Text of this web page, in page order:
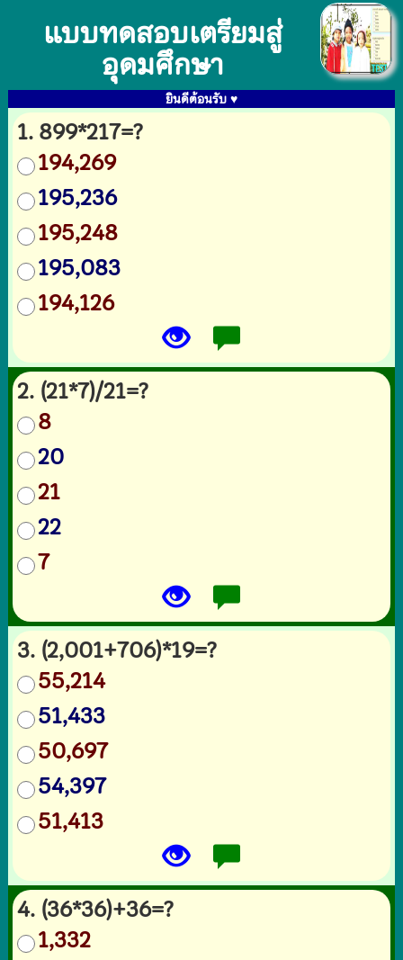
แบบทดสอบเตรียมสู่
อุดมศึกษา
ยินดีต้อนรับ ♥
1. 899*217=?
194,269
195,236
195,248
195,083
194,126
2. (21*7)/21=?
8
20
21
22
7
3. (2,001+706)*19=?
55,214
51,433
50,697
54,397
51,413
4. (36*36)+36=?
1,332